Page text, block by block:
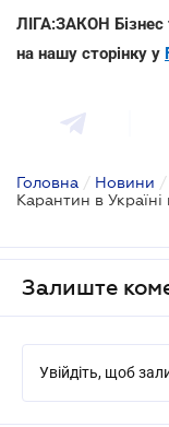
ЛІГА:ЗАКОН Бізнес
на нашу сторінку у
Головна / Новини /
Залиште
Увійдіть, щоб